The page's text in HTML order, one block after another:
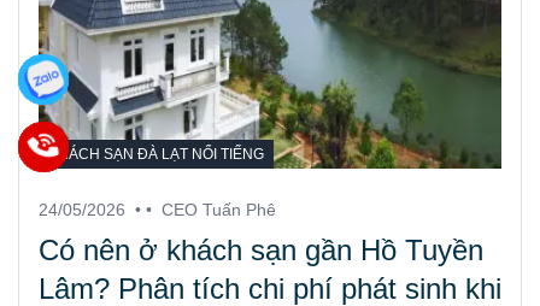
KHÁCH SẠN ĐÀ LẠT NỔI TIẾNG
24/05/2026 • • CEO Tuấn Phê
Có nên ở khách sạn gần Hồ Tuyền
Lâm? Phân tích chi phí phát sinh khi